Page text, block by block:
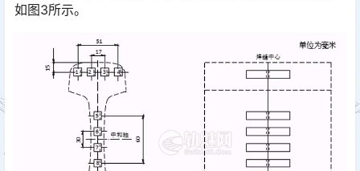
如图3所示。󠅅󠅃󠄵󠅂󠄪󠇖󠆨󠆨󠇕󠆞󠆒󠅬󠇘󠆭󠆘󠇙󠆝󠅵󠇗󠆭󠆁󠄐󠇗󠅹󠅸󠇖󠆍󠅳󠇖󠅹󠅰󠇖󠆌󠅹